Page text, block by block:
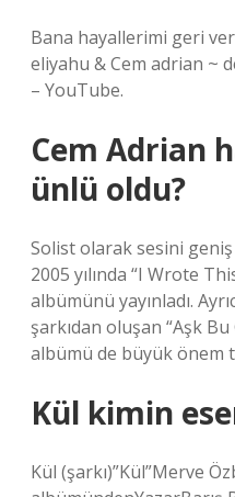
Bana hayallerimi geri
eliyahu & Cem adrian ~
– YouTube.
Cem Adrian
ünlü oldu?
Solist olarak sesini
2005 yılında “I Wrote
albümünü yayınladı.
şarkıdan oluşan “Aşk
albümü de büyük önem
Kül kimin
Kül (şarkı)”Kül”Merve